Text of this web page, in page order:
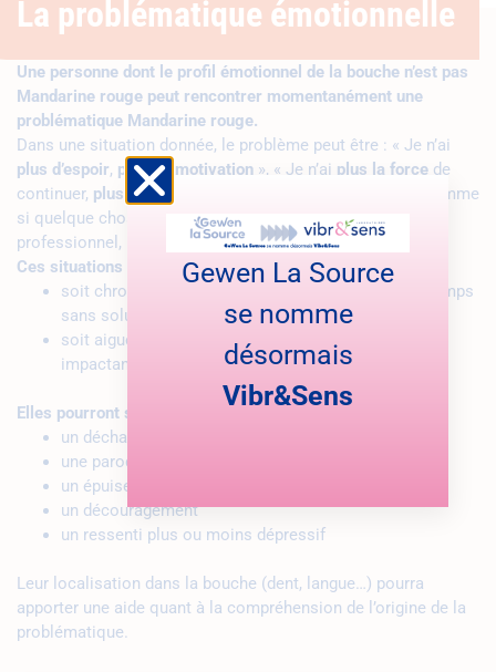
La problématique émotionnelle
Une personne dont le profil émotionnel de la bouche n’est pas
Mandarine rouge peut rencontrer momentanément une
problématique Mandarine rouge.
Dans une situation donnée, le problème peut être : « Je n’ai
plus d’espoir, plus de motivation », « Je n’ai plus la force de
continuer, plus d’énergie
», « C’est comme
si quelque chose s’est
cassé»… Le contexte peut être
professionnel, personnel, matériel…
Ces situations sont :
soit chroniques : elles durent, s’installent dans le temps
sans solution de résolution apparente.
soit aigues : une fois mais dont le ressenti est très
impactant.
Elles pourront se traduire par exemple par :
un déchaussement
une parodontie
un épuisement permanent
un découragement
un ressenti plus ou moins dépressif
Leur localisation dans la bouche (dent, langue…) pourra
apporter une aide quant à la compréhension de l’origine de la
problématique.
Gewen La Source
se nomme
désormais
Vibr&Sens